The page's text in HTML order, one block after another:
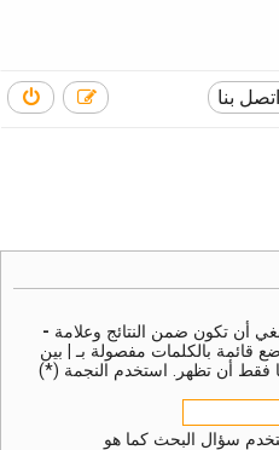
اتصل بنا
أن تكون ضمن النتائج وعلامة -
قائمة بالكلمات مفصولة بـ
بين
فقط أن تظهر. استخدم النجمة (*)
سؤال البحث كما هو